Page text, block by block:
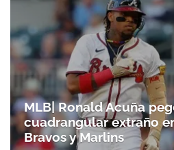
MLB| Ronald Acuña
cuadrangular extraño
Bravos y Marlins